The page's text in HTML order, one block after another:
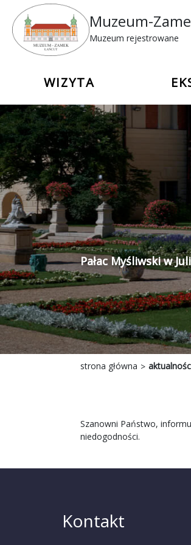
Muzeum-
Muzeum rejestrowane
WIZYTA
Pałac Myśliwski w
strona główna
Szanowni Państwo,
niedogodności.
Kontakt